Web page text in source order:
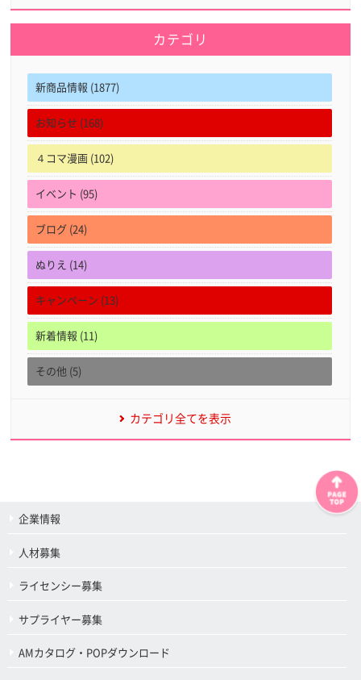
カテゴリ
新商品情報 (1877)
お知らせ (168)
４コマ漫画 (102)
イベント (95)
ブログ (24)
ぬりえ (14)
キャンペーン (13)
新着情報 (11)
その他 (5)
カテゴリ全てを表示
企業情報
人材募集
ライセンシー募集
サプライヤー募集
AMカタログ・POPダウンロード